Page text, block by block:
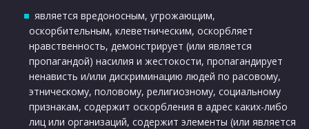
является вредоносным, угрожающим,
оскорбительным, клеветническим, оскорбляет
нравственность, демонстрирует (или является
пропагандой) насилия и жестокости, пропагандирует
ненависть и/или дискриминацию людей по расовому,
этническому, половому, религиозному, социальному
признакам, содержит оскорбления в адрес каких-либо
лиц или организаций, содержит элементы (или является